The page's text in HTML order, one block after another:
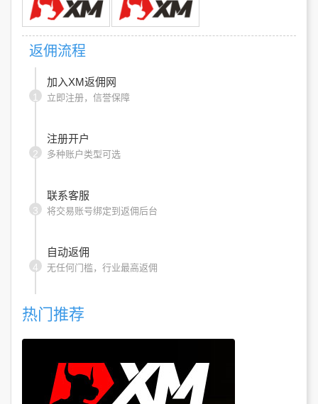
返佣流程
1
加入XM返佣网
立即注册，信誉保障
2
注册开户
多种账户类型可选
3
联系客服
将交易账号绑定到返佣后台
4
自动返佣
无任何门槛，行业最高返佣
热门推荐